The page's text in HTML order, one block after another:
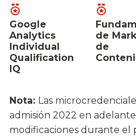
Google
Analytics
Individual
Qualification
IQ
de
de
Nota: Las
admisión 2022 en
modificaciones durante el